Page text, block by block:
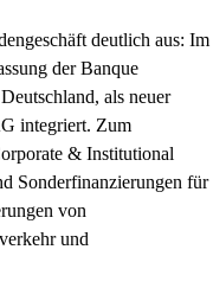
deutlich aus: Im
der Banque
als neuer
integriert. Zum
& Institutional
Sonderfinanzierungen für
von
und